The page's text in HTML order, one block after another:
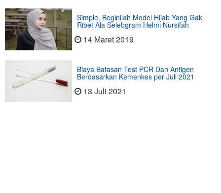
Simple, Beginilah Model Hijab Yang Gak
Ribet Ala Selebgram Helmi Nursifah
14 Maret 2019
Biaya Batasan Test PCR Dan Antigen
Berdasarkan Kemenkes per Juli 2021
13 Juli 2021